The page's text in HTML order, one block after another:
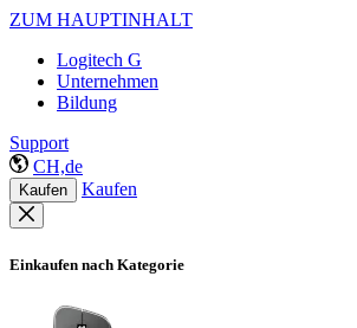
ZUM HAUPTINHALT
Logitech G
Unternehmen
Bildung
Support
CH,de
Kaufen Kaufen
Einkaufen nach Kategorie